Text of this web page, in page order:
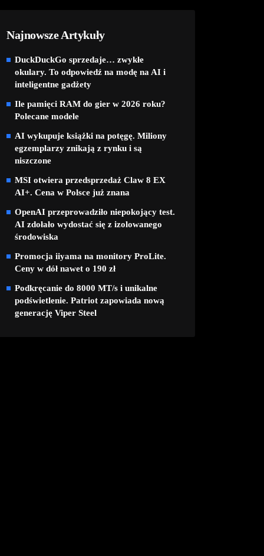
Najnowsze Artykuły
DuckDuckGo sprzedaje… zwykłe
okulary. To odpowiedź na modę na AI i
inteligentne gadżety
Ile pamięci RAM do gier w 2026 roku?
Polecane modele
AI wykupuje książki na potęgę. Miliony
egzemplarzy znikają z rynku i są
niszczone
MSI otwiera przedsprzedaż Claw 8 EX
AI+. Cena w Polsce już znana
OpenAI przeprowadziło niepokojący test.
AI zdołało wydostać się z izolowanego
środowiska
Promocja iiyama na monitory ProLite.
Ceny w dół nawet o 190 zł
Podkręcanie do 8000 MT/s i unikalne
podświetlenie. Patriot zapowiada nową
generację Viper Steel